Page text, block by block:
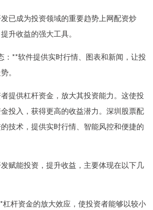
已成为投资领域的重要趋势上网配资炒
升收益的强大工具。
：**软件提供实时行情、图表和新闻，让投
。
提供杠杆资金，放大其投资能力。这使投
投入，获得更高的收益潜力。深圳股票配
技术，提供实时行情、智能风控和便捷的
赋能投资，提升收益，主要体现在以下几
杆资金的放大效应，使投资者能够以较小